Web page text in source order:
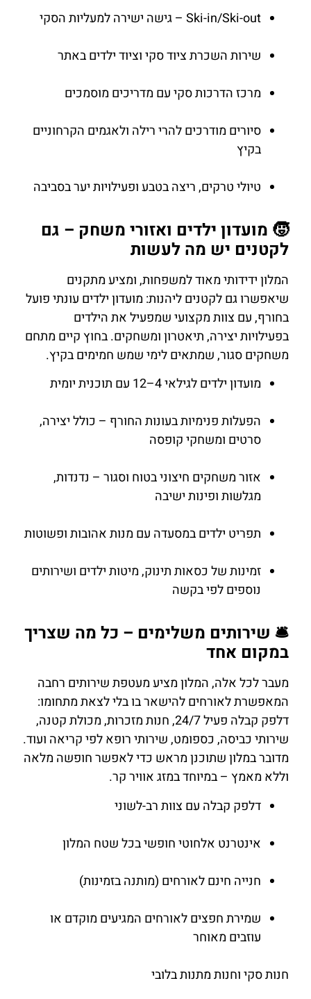
Ski-in/Ski-out – גישה ישירה למעליות הסקי
שירות השכרת ציוד סקי וציוד ילדים באתר
מרכז הדרכות סקי עם מדריכים מוסמכים
סיורים מודרכים להרי רילה ולאגמים הקרחוניים
בקיץ
טיולי טרקים, ריצה בטבע ופעילויות יער בסביבה
🧒 מועדון ילדים ואזורי משחק – גם
לקטנים יש מה לעשות
המלון ידידותי מאוד למשפחות, ומציע מתקנים
שיאפשרו גם לקטנים ליהנות: מועדון ילדים עונתי פועל
בחורף, עם צוות מקצועי שמפעיל את הילדים
בפעילויות יצירה, תיאטרון ומשחקים. בחוץ קיים מתחם
משחקים סגור, שמתאים לימי שמש חמימים בקיץ.
מועדון ילדים לגילאי 4–12 עם תוכנית יומית
הפעלות פנימיות בעונות החורף – כולל יצירה,
סרטים ומשחקי קופסה
אזור משחקים חיצוני בטוח וסגור – נדנדות,
מגלשות ופינות ישיבה
תפריט ילדים במסעדה עם מנות אהובות ופשוטות
זמינות של כסאות תינוק, מיטות ילדים ושירותים
נוספים לפי בקשה
🛎 שירותים משלימים – כל מה שצריך
במקום אחד
מעבר לכל אלה, המלון מציע מעטפת שירותים רחבה
המאפשרת לאורחים להישאר בו בלי לצאת מתחומו:
דלפק קבלה פעיל 24/7, חנות מזכרות, מכולת קטנה,
שירותי כביסה, כספומט, שירותי רופא לפי קריאה ועוד.
מדובר במלון שתוכנן מראש כדי לאפשר חופשה מלאה
וללא מאמץ – במיוחד במזג אוויר קר.
דלפק קבלה עם צוות רב-לשוני
אינטרנט אלחוטי חופשי בכל שטח המלון
חנייה חינם לאורחים (מותנה בזמינות)
שמירת חפצים לאורחים המגיעים מוקדם או
עוזבים מאוחר
חנות סקי וחנות מתנות בלובי